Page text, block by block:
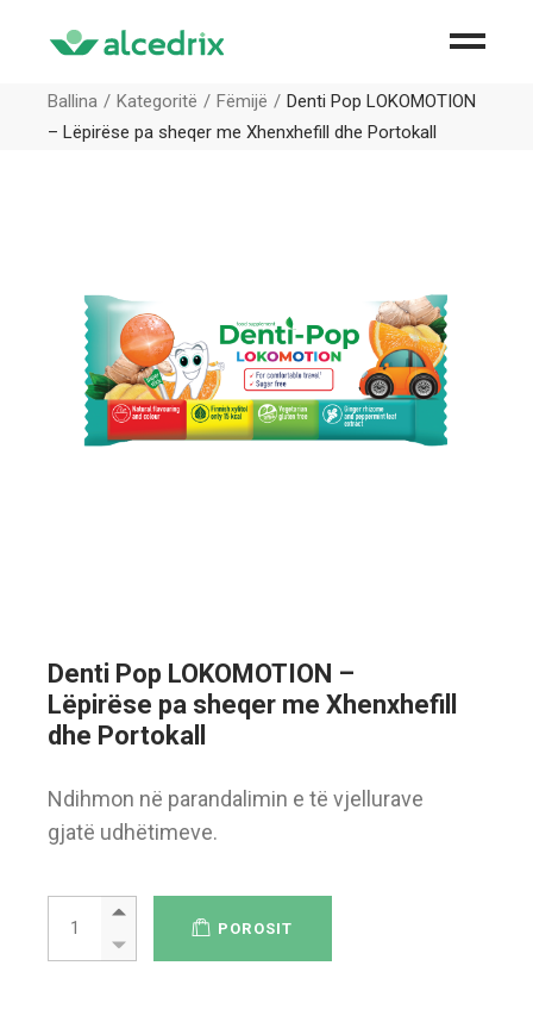
Ballina Kategoritë Fëmijë
Denti Pop LOKOMOTION
– Lëpirëse pa sheqer me Xhenxhefill dhe Portokall
Denti Pop LOKOMOTION –
Lëpirëse pa sheqer me Xhenxhefill
dhe Portokall
Ndihmon në parandalimin e të vjellurave
gjatë udhëtimeve.
Denti Pop LOKOMOTION - Lëpirëse pa sheqer me Xhenxhefill
POROSIT